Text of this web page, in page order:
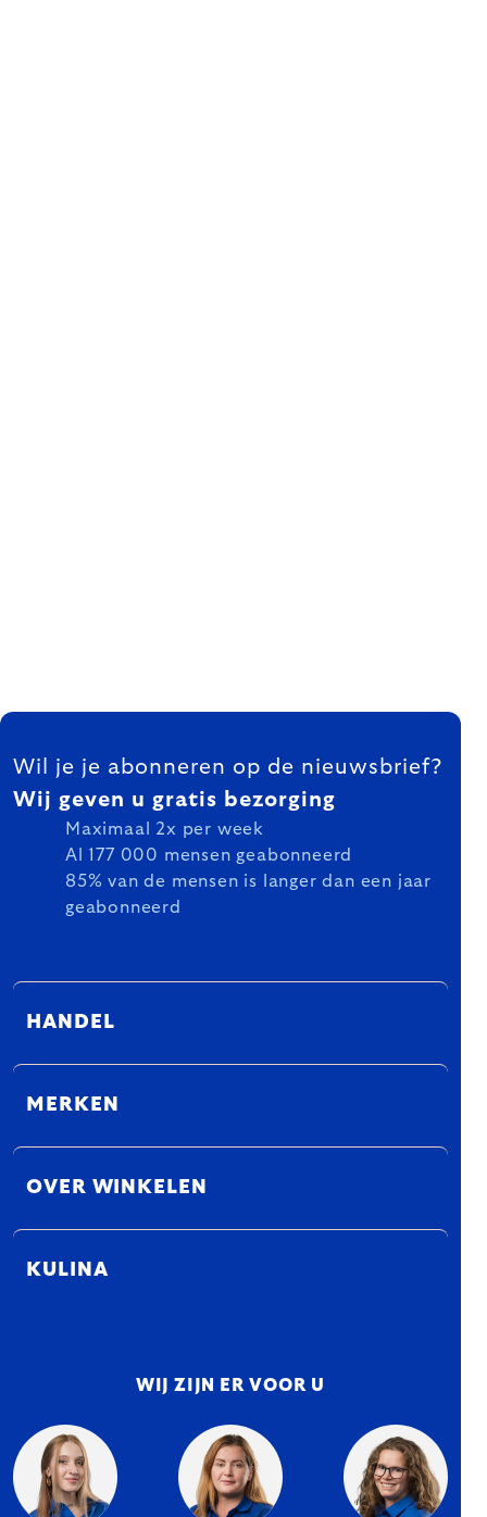
FOOTER
Wil je je abonneren op de nieuwsbrief?
Wij geven u gratis bezorging
Maximaal 2x per week
Al 177 000 mensen geabonneerd
85% van de mensen is langer dan een jaar
geabonneerd
HANDEL
MERKEN
OVER WINKELEN
KULINA
WIJ ZIJN ER VOOR U